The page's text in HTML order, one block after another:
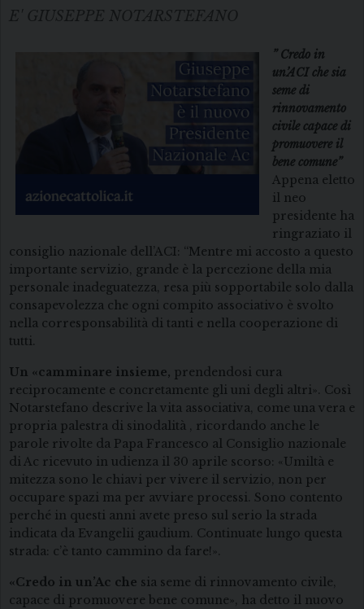
E' GIUSEPPE NOTARSTEFANO
” Credo in
un’ACI che sia
seme di
rinnovamento
civile capace di
promuovere il
bene comune”
Appena eletto
il neo
presidente ha
ringraziato il
consiglio nazionale dell’ACI: “Mentre mi accosto a questo
importante servizio, grande è la percezione della mia
personale inadeguatezza, resa più sopportabile solo dalla
consapevolezza che ogni compito associativo è svolto
nella corresponsabilità di tanti e nella cooperazione di
tutti.
Un «camminare insieme, prendendosi cura
reciprocamente e concretamente gli uni degli altri». Così
Notarstefano descrive la vita associativa, come una vera e
propria palestra di sinodalità , ricordando anche le
parole rivolte da Papa Francesco al Consiglio nazionale
di Ac ricevuto in udienza il 30 aprile scorso: «Umiltà e
mitezza sono le chiavi per vivere il servizio, non per
occupare spazi ma per avviare processi. Sono contento
perché in questi anni avete preso sul serio la strada
indicata da Evangelii gaudium. Continuate lungo questa
strada: c’è tanto cammino da fare!».
«Credo in un’Ac che sia seme di rinnovamento civile,
capace di promuovere bene comune», ha detto il nuovo